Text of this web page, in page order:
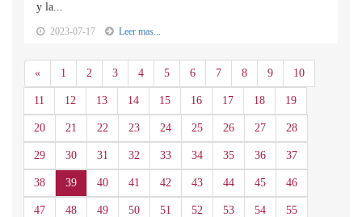
y la...
2023-07-17 Leer mas...
«Anterior
1 2 3 4 5 6 7 8 9 10
11 12 13 14 15 16 17 18 19
20 21 22 23 24 25 26 27 28
29 30 31 32 33 34 35 36 37
38 39 40 41 42 43 44 45 46
47 48 49 50 51 52 53 54 55